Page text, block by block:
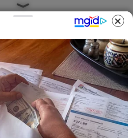
đã có mặt tại vị trí làm việc
“xông đất” bộ phận “một
ông Vũ Hồng Lợi, 50 tuổi, ở
lịch lãm, cầm hồ sơ đến
chức các văn bằng của mình.
“không chờ,” khoảng 15
nhận được kết quả từ cán bộ